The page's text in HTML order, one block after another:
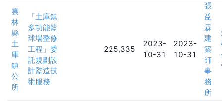
雲
林
縣
土
庫
鎮
公
所
「土庫鎮
多功能籃
球場整修
工程」委
託規劃設
計監造技
術服務
225,335
2023-
10-31
2023-
10-31
張
益
霖
建
築
師
事
務
所